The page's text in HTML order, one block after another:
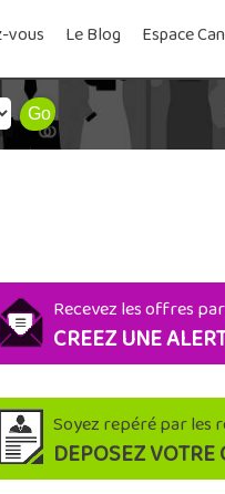
vous Le Blog Espace
Recevez les offres
CREEZ UNE
Soyez repéré par les
DEPOSEZ VOTRE